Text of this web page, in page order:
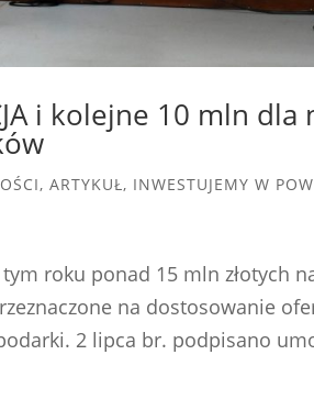
i kolejne 10 mln dla
,ARTYKUŁ, INWESTUJEMY W
roku ponad 15 mln złotych
na dostosowanie
2 lipca br. podpisano